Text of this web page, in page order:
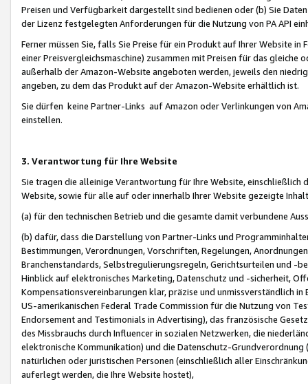
Preisen und Verfügbarkeit dargestellt sind bedienen oder (b) Sie
der Lizenz festgelegten Anforderungen für die Nutzung von PA API
Ferner müssen Sie, falls Sie Preise für ein Produkt auf Ihrer Website
einer Preisvergleichsmaschine) zusammen mit Preisen für das
außerhalb der Amazon-Website angeboten werden, jeweils den
angeben, zu dem das Produkt auf der Amazon-Website erhältlich ist.
Sie dürfen keine Partner-Links auf Amazon oder Verlinkungen von
einstellen.
3. Verantwortung für Ihre Website
Sie tragen die alleinige Verantwortung für Ihre Website,
Website, sowie für alle auf oder innerhalb Ihrer Website gezeigte
(a) für den technischen Betrieb und die gesamte damit verbundene
(b) dafür, dass die Darstellung von Partner-Links und
Bestimmungen, Verordnungen, Vorschriften, Regelungen,
Branchenstandards, Selbstregulierungsregeln, Gerichtsurteilen und -
Hinblick auf elektronisches Marketing, Datenschutz und -sicherheit,
Kompensationsvereinbarungen klar, präzise und unmissverständlich
US-amerikanischen Federal Trade Commission für die Nutzung von
Endorsement and Testimonials in Advertising), das französische
des Missbrauchs durch Influencer in sozialen Netzwerken, die
elektronische Kommunikation) und die Datenschutz-
natürlichen oder juristischen Personen (einschließlich aller
auferlegt werden, die Ihre Website hostet),